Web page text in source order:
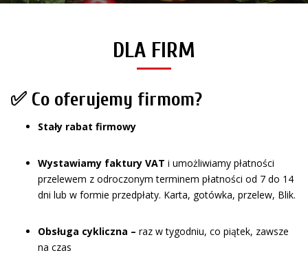
DLA FIRM
✅ Co oferujemy firmom?
Stały rabat firmowy
Wystawiamy faktury VAT i umożliwiamy płatności
przelewem z odroczonym terminem płatności od 7 do 14
dni lub w formie przedpłaty. Karta, gotówka, przelew, Blik.
Obsługa cykliczna – raz w tygodniu, co piątek, zawsze
na czas